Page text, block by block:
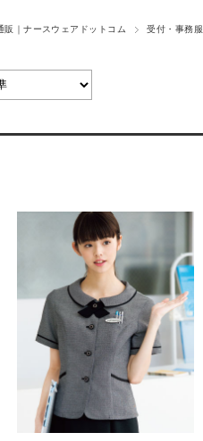
｜ナースウェアドットコム 受付・事務服